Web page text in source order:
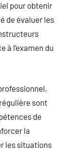
pour obtenir
de évaluer les
à l’examen du
sont
de
la
les situations